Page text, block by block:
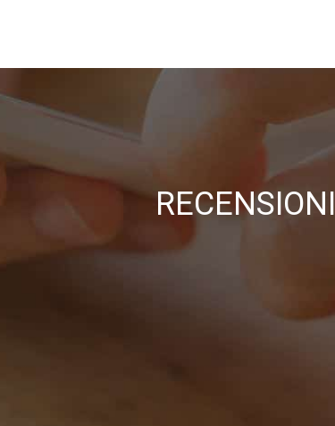
RECENSIONI